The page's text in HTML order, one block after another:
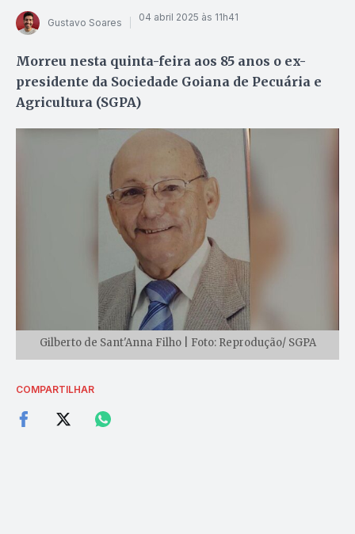
Gustavo Soares 04 abril 2025 às 11h41
Morreu nesta quinta-feira aos 85 anos o ex-
presidente da Sociedade Goiana de Pecuária e
Agricultura (SGPA)
Gilberto de Sant'Anna Filho | Foto: Reprodução/ SGPA
COMPARTILHAR